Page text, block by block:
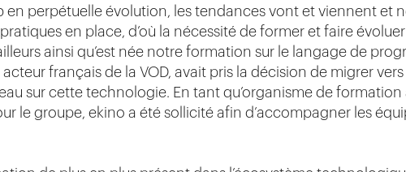
perpétuelle évolution, les tendances vont et viennent et
en place, d’où la nécessité de former et faire
ainsi qu’est née notre formation sur le langage de
français de la VOD, avait pris la décision de migrer
sur cette technologie. En tant qu’organisme de
le groupe, ekino a été sollicité afin d’accompagner les